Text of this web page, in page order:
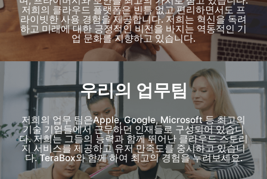
저희의 클라우드 플랫폼은 빈틈 없고 편리하면서도 프
라이빗한 사용 경험을 제공합니다. 저희는 혁신을 독려
하고 미래에 대한 긍정적인 비전을 바지는 역동적인 기
업 문화를 지향하고 있습니다.
우리의 업무팀
저희의 업무 팀은Apple, Google, Microsoft 등 최고의
기술 기업들에서 근무하던 인재들로 구성되어 있습니
다. 저희는 그들의 능력과 함께 뛰어난 클라우드 스토리
지 서비스를 제공하고 유저 만족도를 중시하고 있습니
다. TeraBox와 함께 하여 최고의 경험을 누려보세요.